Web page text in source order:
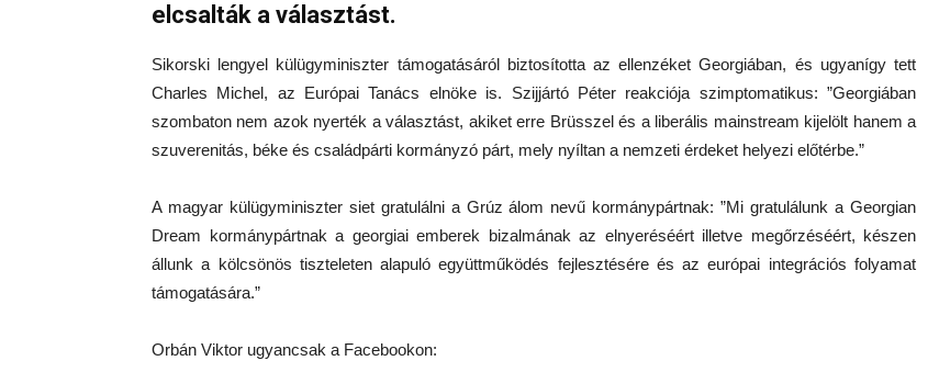
elcsalták a választást.
Sikorski lengyel külügyminiszter támogatásáról biztosította az ellenzéket Georgiában, és ugyanígy tett
Charles Michel, az Európai Tanács elnöke is. Szijjártó Péter reakciója szimptomatikus: ”Georgiában
szombaton nem azok nyerték a választást, akiket erre Brüsszel és a liberális mainstream kijelölt hanem a
szuverenitás, béke és családpárti kormányzó párt, mely nyíltan a nemzeti érdeket helyezi előtérbe.”
A magyar külügyminiszter siet gratulálni a Grúz álom nevű kormánypártnak: ”Mi gratulálunk a Georgian
Dream kormánypártnak a georgiai emberek bizalmának az elnyeréséért illetve megőrzéséért, készen
állunk a kölcsönös tiszteleten alapuló együttműködés fejlesztésére és az európai integrációs folyamat
támogatására.”
Orbán Viktor ugyancsak a Facebookon: